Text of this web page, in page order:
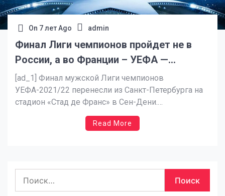
On 7 лет Ago admin
Финал Лиги чемпионов пройдет не в
России, а во Франции – УЕФА —
новости Украины, Спорт
[ad_1] Финал мужской Лиги чемпионов
УЕФА-2021/22 перенесли из Санкт-Петербурга на
стадион «Стад де Франс» в Сен-Дени.
Исполнительный комитет УЕФА принял это
решение на внеочередном заседании сегодня, 25
что российские и украинские клубы […]
Read More